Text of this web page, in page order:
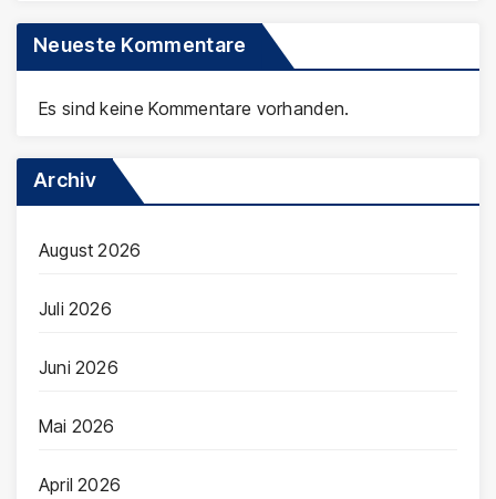
Neueste Kommentare
Es sind keine Kommentare vorhanden.
Archiv
August 2026
Juli 2026
Juni 2026
Mai 2026
April 2026